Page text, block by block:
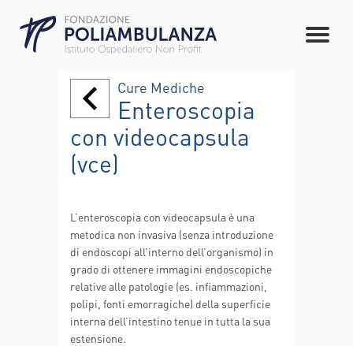
Cure Mediche
Enteroscopia
con videocapsula
(vce)
L’enteroscopia con videocapsula è una
metodica non invasiva (senza introduzione
di endoscopi all’interno dell’organismo) in
grado di ottenere immagini endoscopiche
relative alle patologie (es. infiammazioni,
polipi, fonti emorragiche) della superficie
interna dell’intestino tenue in tutta la sua
estensione.